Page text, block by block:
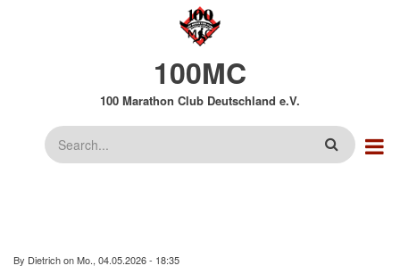
100MC
100 Marathon Club Deutschland e.V.
Suche
By DietrichonMo., 04.05.2026 - 18:35